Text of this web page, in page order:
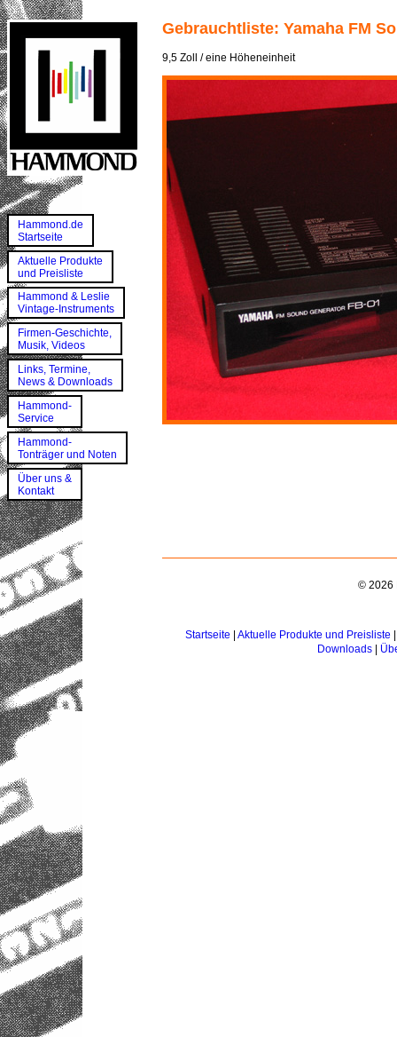
Hammond.de
Startseite
Aktuelle Produkte
und Preisliste
Hammond & Leslie
Vintage-Instruments
Firmen-Geschichte,
Musik, Videos
Links, Termine,
News & Downloads
Hammond-
Service
Hammond-
Tonträger und Noten
Über uns &
Kontakt
Gebrauchtliste: Yamaha FM
9,5 Zoll / eine Höheneinheit
© 2026
Startseite | Aktuelle Produkte und Preisliste
Downloads|